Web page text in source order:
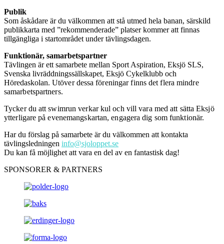
Publik
Som åskådare är du välkommen att stå utmed hela banan, särskild
publikkarta med ”rekommenderade” platser kommer att finnas
tillgängliga i startområdet under tävlingsdagen.
Funktionär, samarbetspartner
Tävlingen är ett samarbete mellan Sport Aspiration, Eksjö SLS,
Svenska livräddningssällskapet, Eksjö Cykelklubb och
Höredaskolan. Utöver dessa föreningar finns det flera mindre
samarbetspartners.
Tycker du att swimrun verkar kul och vill vara med att sätta Eksjö
ytterligare på evenemangskartan, engagera dig som funktionär.
Har du förslag på samarbete är du välkommen att kontakta
tävlingsledningen info@sjoloppet.se
Du kan få möjlighet att vara en del av en fantastisk dag!
SPONSORER & PARTNERS